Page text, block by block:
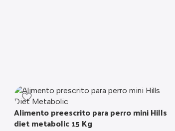
Alimento preescrito para perro mini Hills
diet metabolic 15 Kg